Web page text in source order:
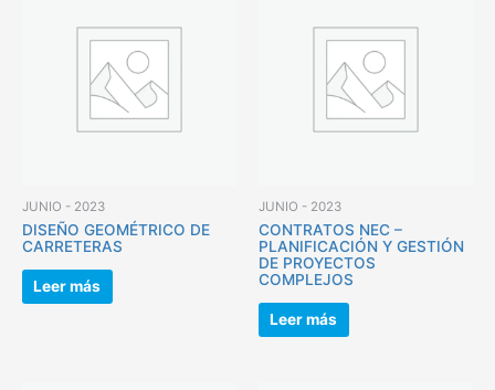
JUNIO - 2023
DISEÑO GEOMÉTRICO DE
CARRETERAS
Leer más
JUNIO - 2023
CONTRATOS NEC –
PLANIFICACIÓN Y GESTIÓN
DE PROYECTOS
COMPLEJOS
Leer más